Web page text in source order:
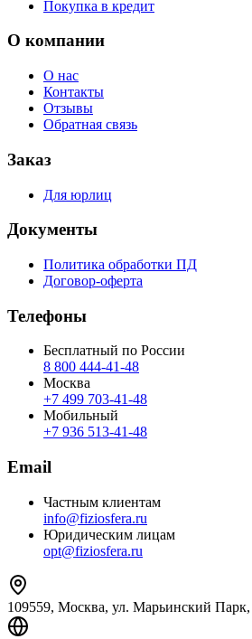
Покупка в кредит
О компании
О нас
Контакты
Отзывы
Обратная связь
Заказ
Для юрлиц
Документы
Политика обработки ПД
Договор-оферта
Телефоны
Бесплатный по России
8 800 444‑41‑48
Москва
+7 499 703‑41‑48
Мобильный
+7 936 513‑41‑48
Email
Частным клиентам
info@fiziosfera.ru
Юридическим лицам
opt@fiziosfera.ru
109559, Москва, ул. Марьинский Парк,